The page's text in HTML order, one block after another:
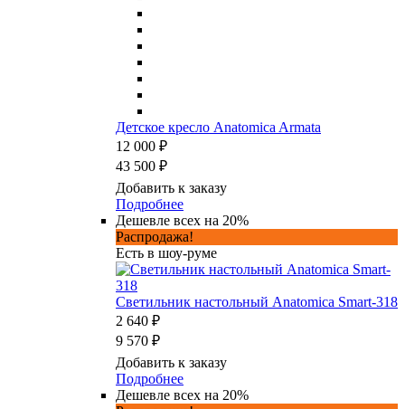
Детское кресло Anatomica Armata
12 000 ₽
43 500 ₽
Добавить к заказу
Подробнее
Дешевле всех на 20%
Распродажа!
Есть в шоу-руме
Светильник настольный Anatomica Smart-318
2 640 ₽
9 570 ₽
Добавить к заказу
Подробнее
Дешевле всех на 20%